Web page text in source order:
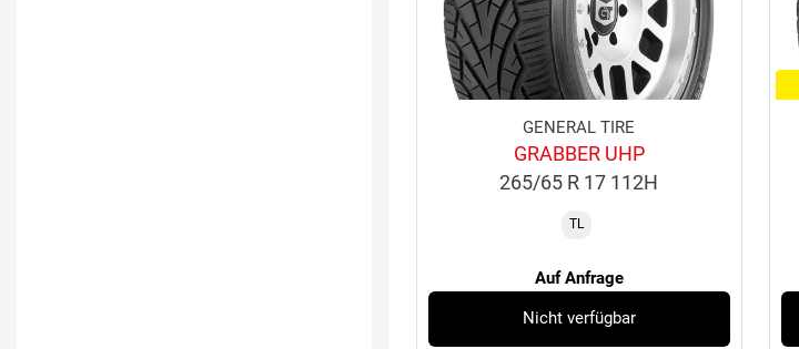
GENERAL TIRE
GRABBER UHP
265/65 R 17 112H
TL
Auf Anfrage
Nicht verfügbar